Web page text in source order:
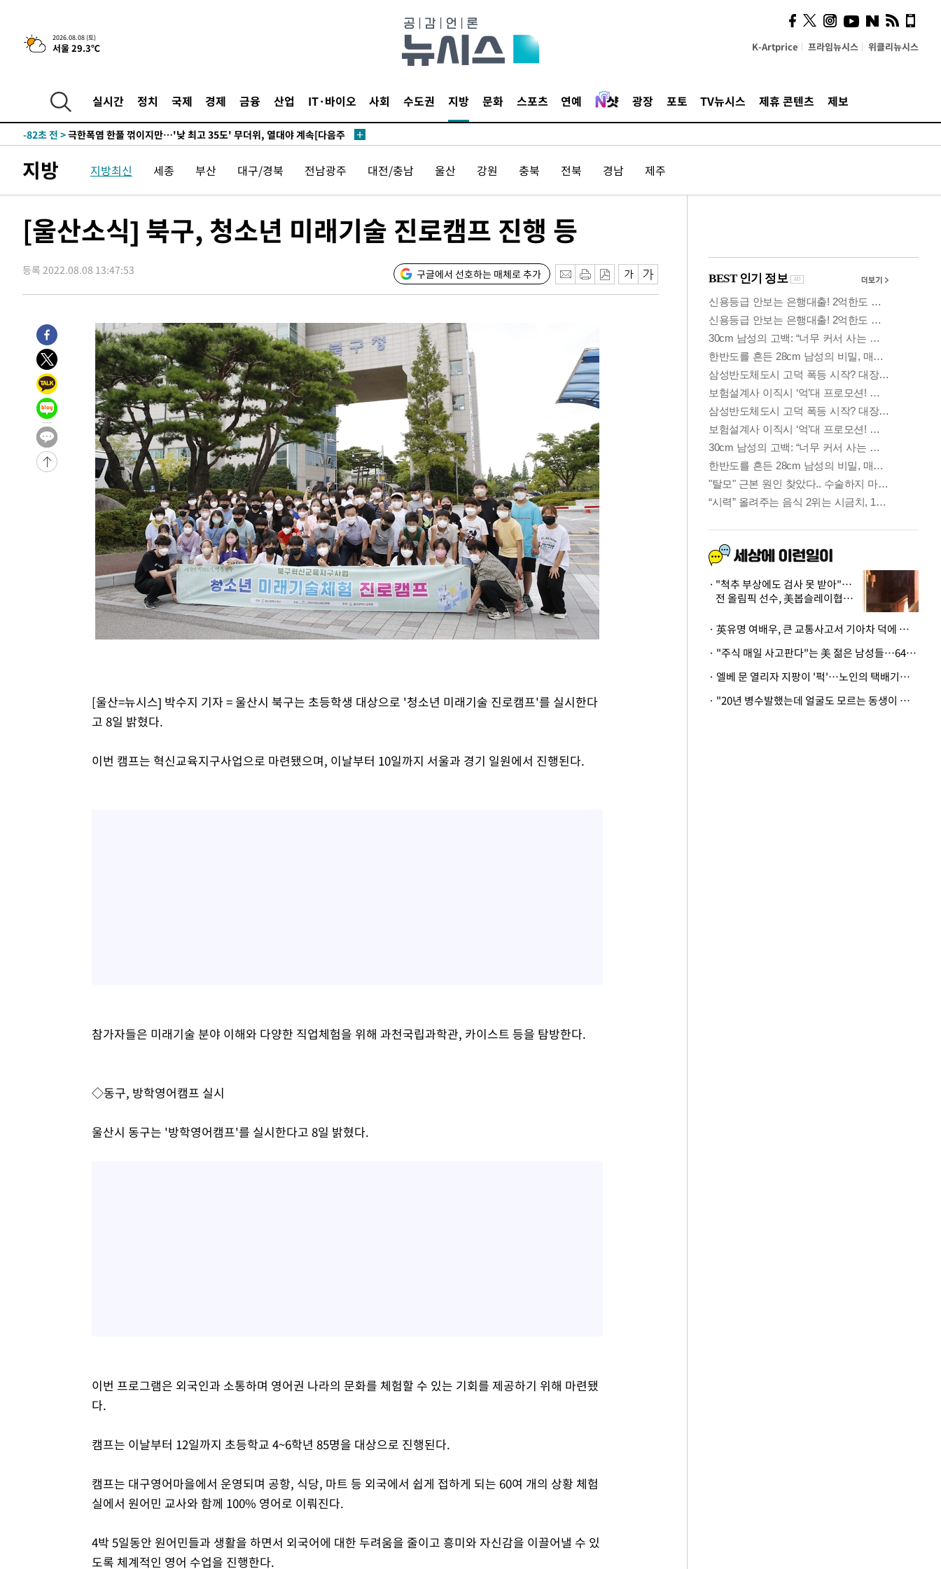
2026.08.08 (토)
서울 29.3℃ K-Artprice 프라임뉴시스 위클리뉴시스
실시간 정치 국제 경제 금융 산업 IT·바이오 사회 수도권 지방 문화 스포츠 연예 광장 포토 TV뉴시스 제휴 콘텐츠 제보
-9235초 전 >백운산서 80년근 천종산삼 9뿌리 발견…감정가 1.3억원
-6945초 전 >선재도서 해루질 나섰다 실종 60대, 닷새 만에 숨진 채 발견
-3855초 전 >
여수 오동도 해상서 모터보트 전복…1명 사망·1명 실종
극한폭염 한풀 꺾이지만…'낮 최고 35도' 무더위, 열대야 계속[다음주
날씨]
48분 전 >축구협회 "압수수색·성접대 논란 사과…쇄신의 기회로 삼겠다"
4시간 전 >
'최고 37도' 폭염 지속…강원동해안 최대 150㎜ 비
6시간 전 >[속보]뉴욕증시 상승 마감…S&P 0.6% 나스닥 1.3%↑
한민수·김용 순
-28677초 전 >[속보]김민석, 與 전대 당원투표 누적 득표율 45.42%로 1위… 정
청래 44.56%
42.08%·宋 10.17%
-27493초 전 >이강인 "아틀레티코 이적 기뻐…등번호 7번 의미보단 팀 위해 뛸
-27428초 전 >[속보]與 당대표 경선, 제주·인천 권리당원 투표 김민석 승리
-20472초 전 >
[속보]이강인 "감독님이 원하는 마음 느꼈고, 많은 트로피 원해 아
틀레티코 이적"
-20254초 전 >
수도권 40도 육박 '펄펄'…동해안 일부 지역엔 호의주의보
-19223초 전 >
온열질환 사망자 3명 늘어…누적 환자 3000명 돌파
-13168초 전 >
강릉에 시간당 81.4㎜ 물폭탄…도로 잠기고 담벼락 붕괴
-9275초 전 >
백운산서 80년근 천종산삼 9뿌리 발견…감정가 1.3억원
-6985초 전 >
선재도서 해루질 나섰다 실종 60대, 닷새 만에 숨진 채 발견
-4519초 전 >
남자 농구, 나고야 아시안게임서 '홈팀' 일본과 한일전
-3895초 전 >
여수 오동도 해상서 모터보트 전복…1명 사망·1명 실종
극한폭염 한풀 꺾이지만…'낮 최고 35도' 무더위, 열대야 계속[다음주
축구협회 "압수수색·성접대 논란 사과…쇄신의 기회로 삼겠다"
[속보]'압수수색·성접대 논란' 축구협회 "실망과 걱정 안겨드려 죄송"
'최고 37도' 폭염 지속…강원동해안 최대 150㎜ 비
[속보]뉴욕증시 상승 마감…S&P 0.6% 나스닥 1.3%↑
지방 지방최신 세종 부산 대구/경북 전남광주 대전/충남 울산 강원 충북 전북 경남 제주
[울산소식] 북구, 청소년 미래기술 진로캠프 진행 등
등록 2022.08.08 13:47:53 구글에서 선호하는 매체로 추가
[울산=뉴시스] 박수지 기자 = 울산시 북구는 초등학생 대상으로 '청소년 미래기술 진로캠프'를 실시한다
고 8일 밝혔다.
이번 캠프는 혁신교육지구사업으로 마련됐으며, 이날부터 10일까지 서울과 경기 일원에서 진행된다.
참가자들은 미래기술 분야 이해와 다양한 직업체험을 위해 과천국립과학관, 카이스트 등을 탐방한다.
◇동구, 방학영어캠프 실시
울산시 동구는 '방학영어캠프'를 실시한다고 8일 밝혔다.
이번 프로그램은 외국인과 소통하며 영어권 나라의 문화를 체험할 수 있는 기회를 제공하기 위해 마련됐
다.
캠프는 이날부터 12일까지 초등학교 4~6학년 85명을 대상으로 진행된다.
캠프는 대구영어마을에서 운영되며 공항, 식당, 마트 등 외국에서 쉽게 접하게 되는 60여 개의 상황 체험
실에서 원어민 교사와 함께 100% 영어로 이뤄진다.
4박 5일동안 원어민들과 생활을 하면서 외국어에 대한 두려움을 줄이고 흥미와 자신감을 이끌어낼 수 있
도록 체계적인 영어 수업을 진행한다.
사이 해답 찾았죠"…알을
깨고 나온 '초자아'
"척추 부상에도 검사 못 받아"…
전 올림픽 선수, 美봅슬레이협회
· 英유명 여배우, 큰 교통사고서 기아차 덕에 살았다
· "주식 매일 사고판다"는 美 젊은 남성들…64%가 "나는 인생의 패배자“
· 엘베 문 열리자 지팡이 '퍽'…노인의 택배기사 폭행 이유
· "20년 병수발했는데 얼굴도 모르는 동생이 유산 절반을"…배다른 형제 상속권 있을까